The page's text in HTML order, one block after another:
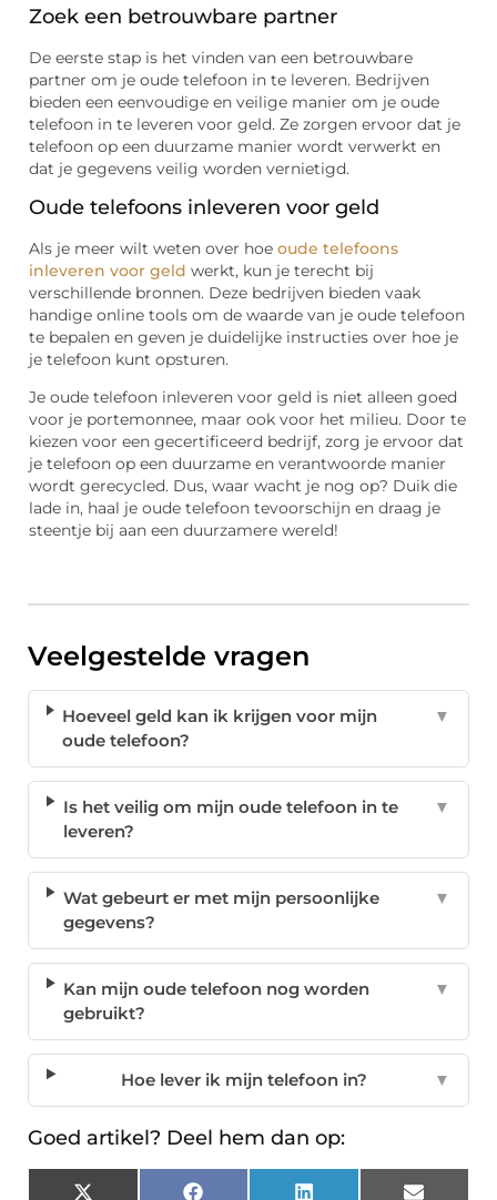
Zoek een betrouwbare partner
De eerste stap is het vinden van een betrouwbare
partner om je oude telefoon in te leveren. Bedrijven
bieden een eenvoudige en veilige manier om je oude
telefoon in te leveren voor geld. Ze zorgen ervoor dat je
telefoon op een duurzame manier wordt verwerkt en
dat je gegevens veilig worden vernietigd.
Oude telefoons inleveren voor geld
Als je meer wilt weten over hoe oude telefoons
inleveren voor geld werkt, kun je terecht bij
verschillende bronnen. Deze bedrijven bieden vaak
handige online tools om de waarde van je oude telefoon
te bepalen en geven je duidelijke instructies over hoe je
je telefoon kunt opsturen.
Je oude telefoon inleveren voor geld is niet alleen goed
voor je portemonnee, maar ook voor het milieu. Door te
kiezen voor een gecertificeerd bedrijf, zorg je ervoor dat
je telefoon op een duurzame en verantwoorde manier
wordt gerecycled. Dus, waar wacht je nog op? Duik die
lade in, haal je oude telefoon tevoorschijn en draag je
steentje bij aan een duurzamere wereld!
Veelgestelde vragen
Hoeveel geld kan ik krijgen voor mijn
oude telefoon?
▼
Is het veilig om mijn oude telefoon in te
leveren?
▼
Wat gebeurt er met mijn persoonlijke
gegevens?
▼
Kan mijn oude telefoon nog worden
gebruikt?
▼
Hoe lever ik mijn telefoon in? ▼
Goed artikel? Deel hem dan op: